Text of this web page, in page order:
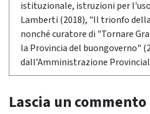
istituzionale, istruzioni per
Lamberti (2018), "Il trionfo
nonché curatore di "Tornare
la Provincia del buongoverno"
dall’Amministrazione
Lascia un commento